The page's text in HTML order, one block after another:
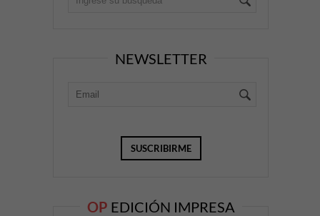
NEWSLETTER
OP EDICIÓN IMPRESA